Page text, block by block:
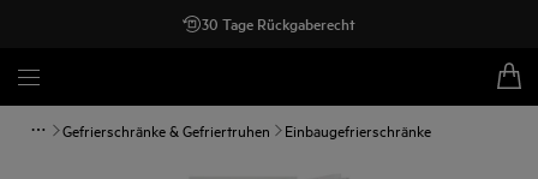
30 Tage Rückgaberecht
Gefrierschränke & Gefriertruhen Einbaugefrierschränke